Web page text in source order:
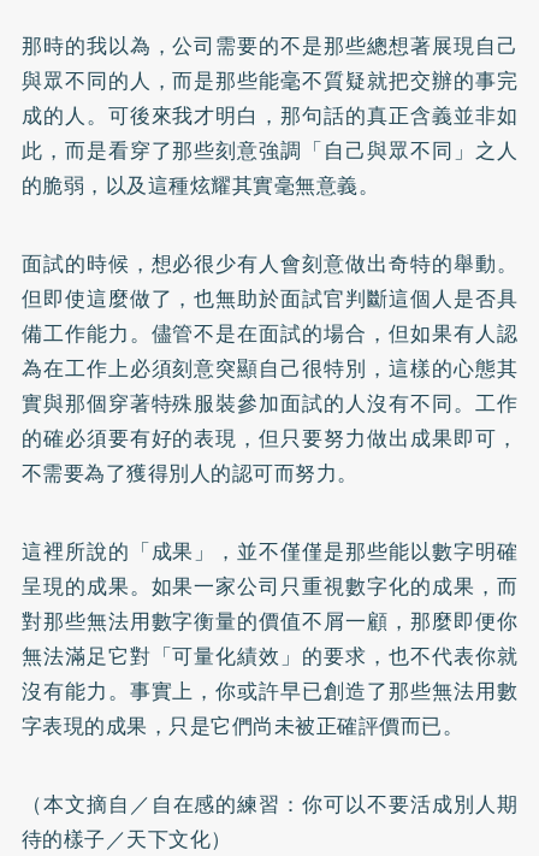
那時的我以為，公司需要的不是那些總想著展現自己
與眾不同的人，而是那些能毫不質疑就把交辦的事完
成的人。可後來我才明白，那句話的真正含義並非如
此，而是看穿了那些刻意強調「自己與眾不同」之人
的脆弱，以及這種炫耀其實毫無意義。
面試的時候，想必很少有人會刻意做出奇特的舉動。
但即使這麼做了，也無助於面試官判斷這個人是否具
備工作能力。儘管不是在面試的場合，但如果有人認
為在工作上必須刻意突顯自己很特別，這樣的心態其
實與那個穿著特殊服裝參加面試的人沒有不同。工作
的確必須要有好的表現，但只要努力做出成果即可，
不需要為了獲得別人的認可而努力。
這裡所說的「成果」，並不僅僅是那些能以數字明確
呈現的成果。如果一家公司只重視數字化的成果，而
對那些無法用數字衡量的價值不屑一顧，那麼即便你
無法滿足它對「可量化績效」的要求，也不代表你就
沒有能力。事實上，你或許早已創造了那些無法用數
字表現的成果，只是它們尚未被正確評價而已。
（本文摘自／自在感的練習：你可以不要活成別人期
待的樣子／天下文化）